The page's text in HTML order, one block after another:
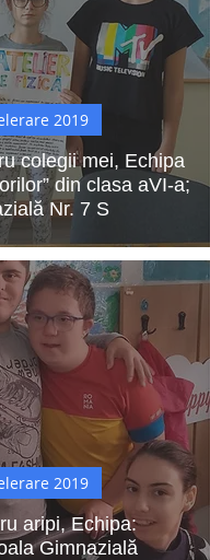
colegii mei, Echipa
din clasa aVI-a;
Nr. 7 S
2019
aripi, Echipa:
Gimnazială
2019